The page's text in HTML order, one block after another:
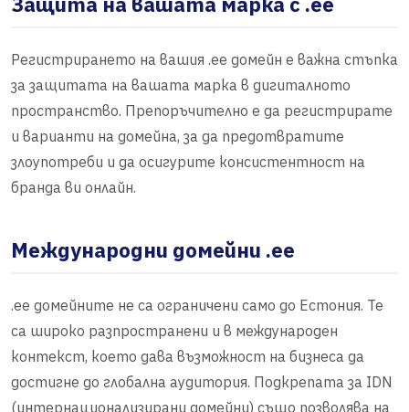
Регистрирането на вашия .ee домейн е важна стъпка
за защитата на вашата марка в дигиталното
пространство. Препоръчително е да регистрирате
и варианти на домейна, за да предотвратите
злоупотреби и да осигурите консистентност на
бранда ви онлайн.
Международни домейни .ee
.ee домейните не са ограничени само до Естония. Те
са широко разпространени и в международен
контекст, което дава възможност на бизнеса да
достигне до глобална аудитория. Подкрепата за IDN
(интернационализирани домейни) също позволява на